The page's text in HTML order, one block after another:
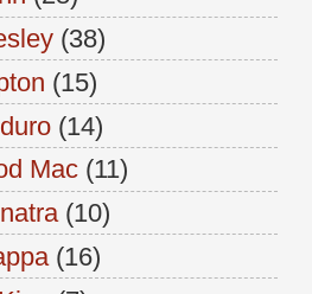
(38)
(15)
(14)
Mac (11)
(10)
(16)